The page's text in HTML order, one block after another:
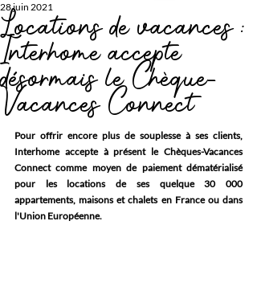
Locations de vacances :
Interhome accepte
désormais le Chèque-
Vacances Connect
28 juin 2021
Pour offrir encore plus de souplesse à ses clients,
Interhome accepte à présent le Chèques-Vacances
Connect comme moyen de paiement dématérialisé
pour les locations de ses quelque 30 000
appartements, maisons et chalets en France ou dans
l'Union Européenne.